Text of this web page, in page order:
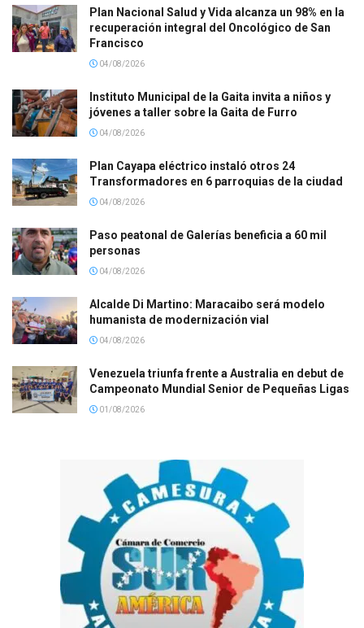
Plan Nacional Salud y Vida alcanza un 98% en la
recuperación integral del Oncológico de San
Francisco
04/08/2026
Instituto Municipal de la Gaita invita a niños y
jóvenes a taller sobre la Gaita de Furro
04/08/2026
Plan Cayapa eléctrico instaló otros 24
Transformadores en 6 parroquias de la ciudad
04/08/2026
Paso peatonal de Galerías beneficia a 60 mil
personas
04/08/2026
Alcalde Di Martino: Maracaibo será modelo
humanista de modernización vial
04/08/2026
Venezuela triunfa frente a Australia en debut de
Campeonato Mundial Senior de Pequeñas Ligas
01/08/2026